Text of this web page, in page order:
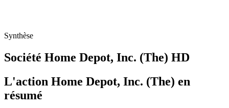
Synthèse
Société Home Depot, Inc. (The) HD
L'action Home Depot, Inc. (The) en
résumé